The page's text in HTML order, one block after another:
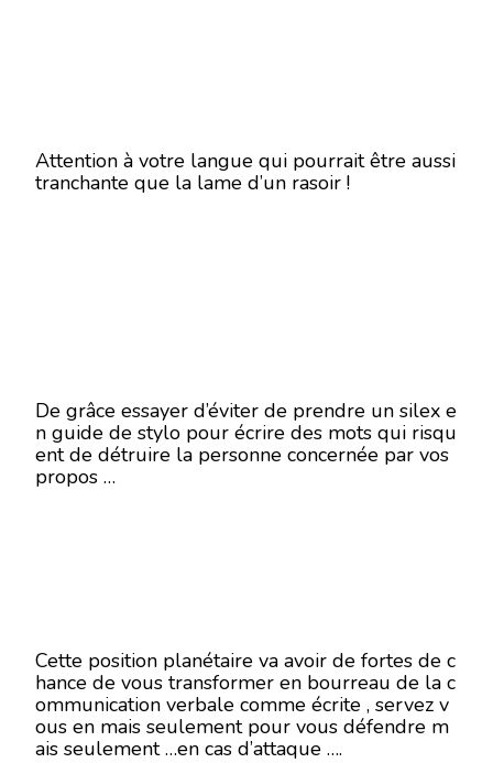
Attention à votre langue qui pourrait être aussi
tranchante que la lame d’un rasoir !
De grâce essayer d’éviter de prendre un silex e
n guide de stylo pour écrire des mots qui risqu
ent de détruire la personne concernée par vos
propos …
Cette position planétaire va avoir de fortes de c
hance de vous transformer en bourreau de la c
ommunication verbale comme écrite , servez v
ous en mais seulement pour vous défendre m
ais seulement …en cas d’attaque ….